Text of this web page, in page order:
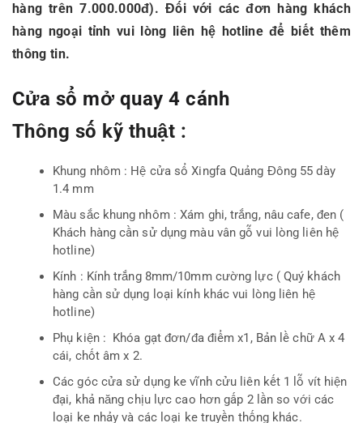
hàng trên 7.000.000đ). Đối với các đơn hàng khách
hàng ngoại tỉnh vui lòng liên hệ hotline để biết thêm
thông tin.
Cửa sổ mở quay 4 cánh
Thông số kỹ thuật :
Khung nhôm : Hệ cửa sổ Xingfa Quảng Đông 55 dày
1.4 mm
Màu sắc khung nhôm : Xám ghi, trắng, nâu cafe, đen (
Khách hàng cần sử dụng màu vân gỗ vui lòng liên hệ
hotline)
Kính : Kính trắng 8mm/10mm cường lực ( Quý khách
hàng cần sử dụng loại kính khác vui lòng liên hệ
hotline)
Phụ kiện : Khóa gạt đơn/đa điểm x1, Bản lề chữ A x 4
cái, chốt âm x 2.
Các góc cửa sử dụng ke vĩnh cửu liên kết 1 lỗ vít hiện
đại, khả năng chịu lực cao hơn gấp 2 lần so với các
loại ke nhảy và các loại ke truyền thống khác.